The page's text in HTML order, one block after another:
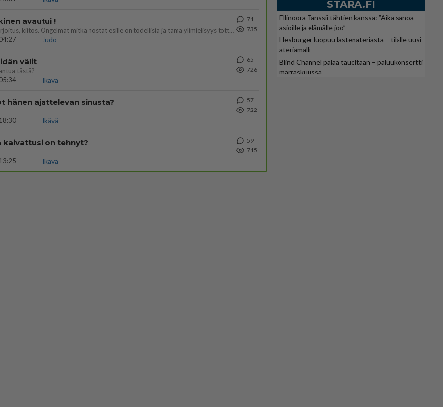
avautui !
Olipa hyvä kirjoitus, kiitos. Ongelmat mitkä nostat esille on todellisia ja tämä ylimielisyys totta ja se näkyy kaikessa
Judo
71
735
välit
tästä?
Ikävä
65
726
hänen ajattelevan sinusta?
Ikävä
57
722
kaivattusi on tehnyt?
Ikävä
59
715
STARA.FI
Ellinoora Tanssii tähtien kanssa: ”Aika sanoa
asioille ja elämälle joo”
Hesburger luopuu lastenateriasta – tilalle uusi
ateriamalli
Blind Channel palaa tauoltaan – paluukonsertti
marraskuussa